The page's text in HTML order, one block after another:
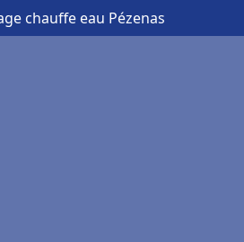
chauffe eau Pézenas